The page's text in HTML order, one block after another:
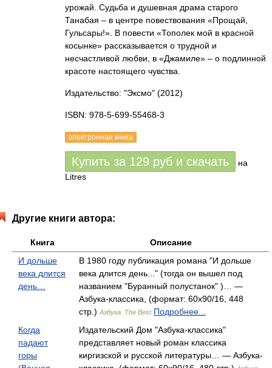
урожай. Судьба и душевная драма старого
Танабая – в центре повествования «Прощай,
Гульсары!». В повести «Тополек мой в красной
косынке» рассказывается о трудной и
несчастливой любви, в «Джамиле» – о подлинной
красоте настоящего чувства.
Издательство: "Эксмо" (2012)
ISBN: 978-5-699-55468-3
электронная книга
Купить за 129 руб и скачать
на
Litres
Другие книги автора:
Книга
Описание
И дольше
века длится
день…
В 1980 году публикация романа "И дольше
века длится день..." (тогда он вышел под
названием "Буранный полустанок" )… —
Азбука-классика, (формат: 60x90/16, 448
стр.) Азбука. The Best Подробнее...
Когда
падают
горы
Издательский Дом "Азбука-классика"
представляет новый роман классика
киргизской и русской литературы… — Азбука-